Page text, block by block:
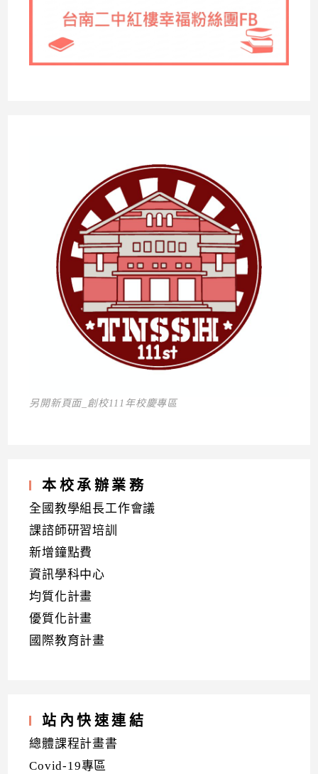
另開新頁面_創校111年校慶專區
本校承辦業務
全國教學組長工作會議
課諮師研習培訓
新增鐘點費
資訊學科中心
均質化計畫
優質化計畫
國際教育計畫
站內快速連結
總體課程計畫書
Covid-19專區